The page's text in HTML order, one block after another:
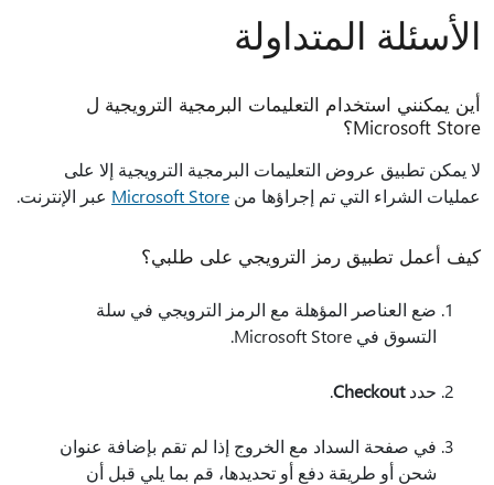
الأسئلة المتداولة
أين يمكنني استخدام التعليمات البرمجية الترويجية ل
Microsoft Store؟
لا يمكن تطبيق عروض التعليمات البرمجية الترويجية إلا على
عمليات الشراء التي تم إجراؤها من Microsoft Store عبر الإنترنت.
كيف أعمل تطبيق رمز الترويجي على طلبي؟
ضع العناصر المؤهلة مع الرمز الترويجي في سلة
التسوق في Microsoft Store.
حددCheckout
.
في صفحة السداد مع الخروج إذا لم تقم بإضافة عنوان
شحن أو طريقة دفع أو تحديدها، قم بما يلي قبل أن